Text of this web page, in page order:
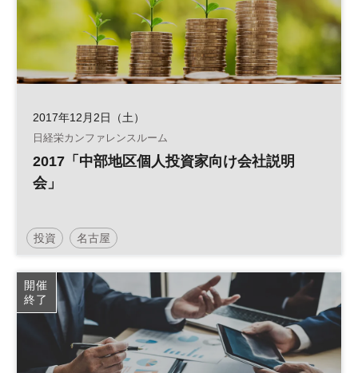
2017年12月2日（土）
日経栄カンファレンスルーム
2017「中部地区個人投資家向け会社説明
会」
投資 名古屋
開催
終了